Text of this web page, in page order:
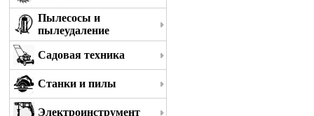
Пылесосы и
пылеудаление
Садовая техника
Станки и пилы
Электроинструмент